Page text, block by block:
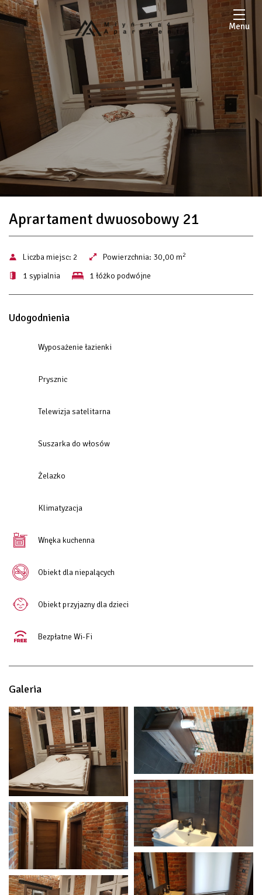
Menu
Aprartament dwuosobowy 21
Liczba miejsc: 2 Powierzchnia: 30,00 m2
1 sypialnia 1 łóżko podwójne
Udogodnienia
Wyposażenie łazienki
Prysznic
Telewizja satelitarna
Suszarka do włosów
Żelazko
Klimatyzacja
Wnęka kuchenna
Obiekt dla niepalących
Obiekt przyjazny dla dzieci
Bezpłatne Wi-Fi
Galeria